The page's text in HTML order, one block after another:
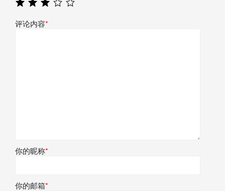
评论内容*
你的昵称*
你的邮箱*